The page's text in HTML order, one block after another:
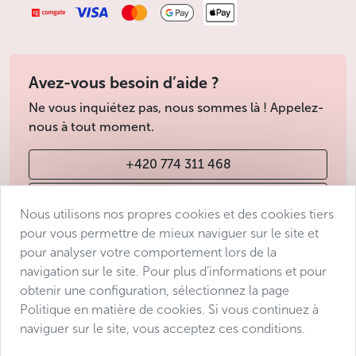
Moins
Avez-vous besoin d’aide ?
Ne vous inquiétez pas, nous sommes là ! Appelez-
nous à tout moment.
+420 774 311 468
Conditions de vente
Protection des données
Déclaration d’accessibilité
Manage consent
Nous utilisons nos propres cookies et des cookies tiers
pour vous permettre de mieux naviguer sur le site et
pour analyser votre comportement lors de la
navigation sur le site. Pour plus d’informations et pour
obtenir une configuration, sélectionnez la page
Politique en matière de cookies. Si vous continuez à
naviguer sur le site, vous acceptez ces conditions.